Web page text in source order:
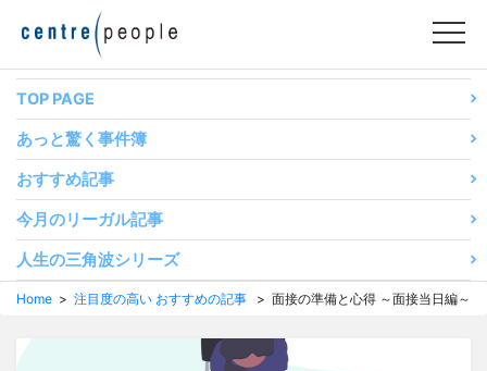
テ
TOP PAGE
あっと驚く事件簿
おすすめ記事
今月のリーガル記事
人生の三角波シリーズ
Home > 注目度の高い おすすめの記事 > 面接の準備と心得 ～面接当日編～